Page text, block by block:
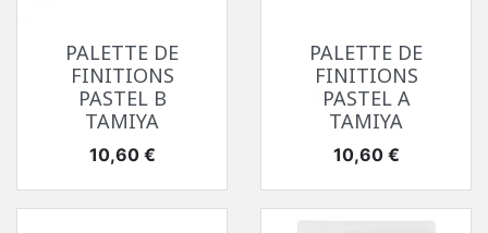
PALETTE DE
FINITIONS
PASTEL B
TAMIYA
Prix
10,60 €
PALETTE DE
FINITIONS
PASTEL A
TAMIYA
Prix
10,60 €